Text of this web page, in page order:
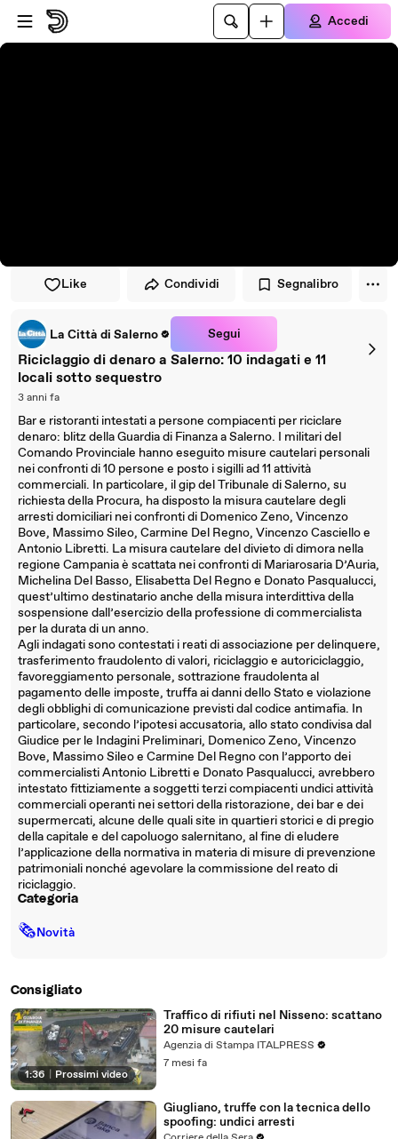
Vai al lettore
Passa al contenuto principale
Accedi
Like Condividi Segnalibro
La Città di Salerno Segui
Riciclaggio di denaro a Salerno: 10 indagati e 11
locali sotto sequestro
3 anni fa
Bar e ristoranti intestati a persone compiacenti per riciclare
denaro: blitz della Guardia di Finanza a Salerno. I militari del
Comando Provinciale hanno eseguito misure cautelari personali
nei confronti di 10 persone e posto i sigilli ad 11 attività
commerciali. In particolare, il gip del Tribunale di Salerno, su
richiesta della Procura, ha disposto la misura cautelare degli
arresti domiciliari nei confronti di Domenico Zeno, Vincenzo
Bove, Massimo Sileo, Carmine Del Regno, Vincenzo Casciello e
Antonio Libretti. La misura cautelare del divieto di dimora nella
regione Campania è scattata nei confronti di Mariarosaria D’Auria,
Michelina Del Basso, Elisabetta Del Regno e Donato Pasqualucci,
quest’ultimo destinatario anche della misura interdittiva della
sospensione dall’esercizio della professione di commercialista
per la durata di un anno.
Agli indagati sono contestati i reati di associazione per delinquere,
trasferimento fraudolento di valori, riciclaggio e autoriciclaggio,
favoreggiamento personale, sottrazione fraudolenta al
pagamento delle imposte, truffa ai danni dello Stato e violazione
degli obblighi di comunicazione previsti dal codice antimafia. In
particolare, secondo l’ipotesi accusatoria, allo stato condivisa dal
Giudice per le Indagini Preliminari, Domenico Zeno, Vincenzo
Bove, Massimo Sileo e Carmine Del Regno con l’apporto dei
commercialisti Antonio Libretti e Donato Pasqualucci, avrebbero
intestato fittiziamente a soggetti terzi compiacenti undici attività
commerciali operanti nei settori della ristorazione, dei bar e dei
supermercati, alcune delle quali site in quartieri storici e di pregio
della capitale e del capoluogo salernitano, al fine di eludere
l’applicazione della normativa in materia di misure di prevenzione
patrimoniali nonché agevolare la commissione del reato di
riciclaggio.
Categoria
🗞Novità
Consigliato
1:36 Prossimi video
Traffico di rifiuti nel Nisseno: scattano
20 misure cautelari
Agenzia di Stampa ITALPRESS
7 mesi fa
Giugliano, truffe con la tecnica dello
spoofing: undici arresti